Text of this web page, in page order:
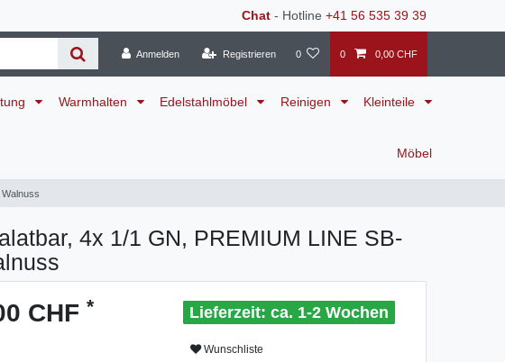
Chat - Hotline +41 56 535 39 39
Anmelden Registrieren 0 0 0,00 CHF
Warmhalten Edelstahlmöbel Reinigen Kleinteile
Möbel
4x 1/1 GN, PREMIUM LINE SB-
CHF * ca. 1-2 Wochen
Wunschliste